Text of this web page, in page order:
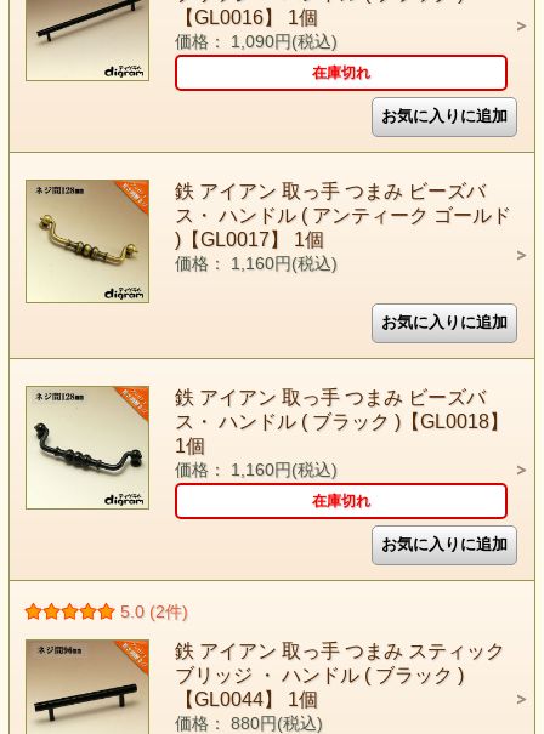
【GL0016】 1個
価格： 1,090円(税込)
在庫切れ
鉄 アイアン 取っ手 つまみ ビーズバ
ス・ ハンドル ( アンティーク ゴールド
)【GL0017】 1個
価格： 1,160円(税込)
鉄 アイアン 取っ手 つまみ ビーズバ
ス・ ハンドル ( ブラック )【GL0018】
1個
価格： 1,160円(税込)
在庫切れ
5.0 (2件)
鉄 アイアン 取っ手 つまみ スティック
ブリッジ ・ ハンドル ( ブラック )
【GL0044】 1個
価格： 880円(税込)